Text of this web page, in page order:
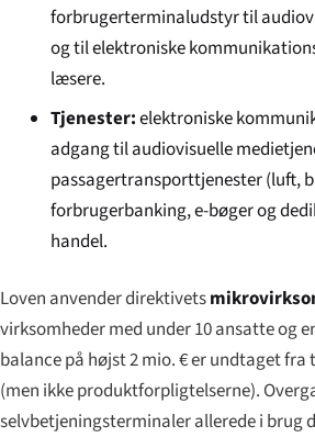
forbrugerterminaludstyr til
og til elektroniske
læsere.
Tjenester:elektroniske
adgang til audiovisuelle
passagertransporttjenester (luft,
forbrugerbanking, e-bøger og
handel.
Loven anvender direktivets
virksomheder med under 10 ansatte og
balance på højst 2 mio. € er undtaget
(men ikke produktforpligtelserne).
selvbetjeningsterminaler allerede i brug